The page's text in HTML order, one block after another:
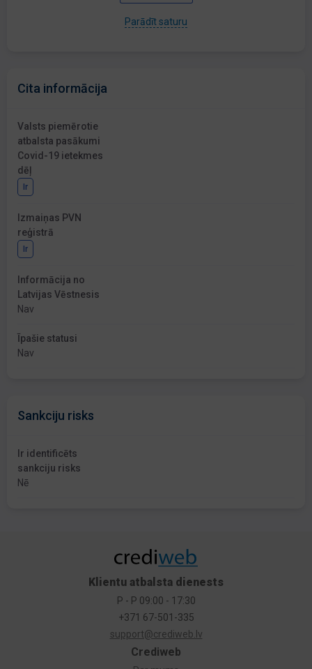
Parādīt saturu
Cita informācija
Valsts piemērotie
atbalsta pasākumi
Covid-19 ietekmes
dēļ
Ir
Izmaiņas PVN
reģistrā
Ir
Informācija no
Latvijas Vēstnesis
Nav
Īpašie statusi
Nav
Sankciju risks
Ir identificēts
sankciju risks
Nē
Crediweb
Klientu atbalsta dienests
P - P 09:00 - 17:30
+371 67-501-335
support@crediweb.lv